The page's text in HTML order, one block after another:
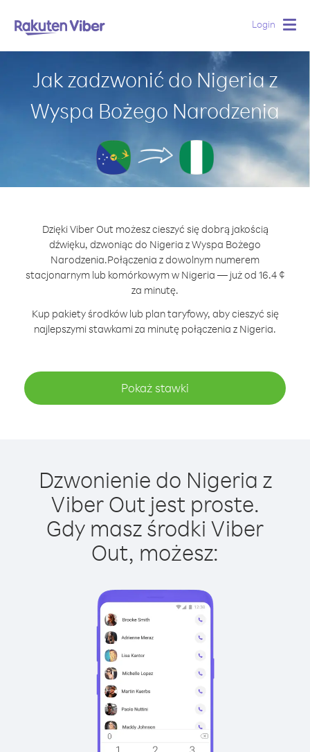
Login
Jak zadzwonić do Nigeria z
Wyspa Bożego Narodzenia
Dzięki Viber Out możesz cieszyć się dobrą jakością
dźwięku, dzwoniąc do Nigeria z Wyspa Bożego
Narodzenia.Połączenia z dowolnym numerem
stacjonarnym lub komórkowym w Nigeria — już od 16.4 ¢
za minutę.
Kup pakiety środków lub plan taryfowy, aby cieszyć się
najlepszymi stawkami za minutę połączenia z Nigeria.
Pokaż stawki
Dzwonienie do Nigeria z
Viber Out jest proste.
Gdy masz środki Viber
Out, możesz: